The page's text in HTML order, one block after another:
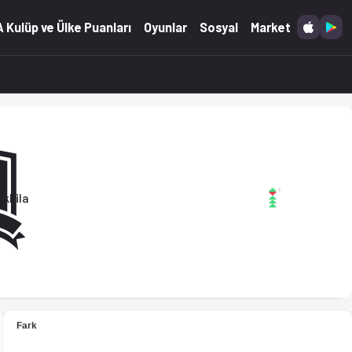
Kulüp ve Ülke Puanları Oyunlar Sosyal Market